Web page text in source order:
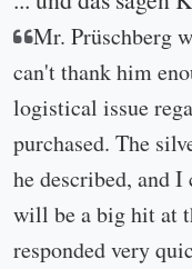
Mr. Prüschberg
can't thank him
logistical issue
purchased. The
he described, and
will be a big hit at
responded very